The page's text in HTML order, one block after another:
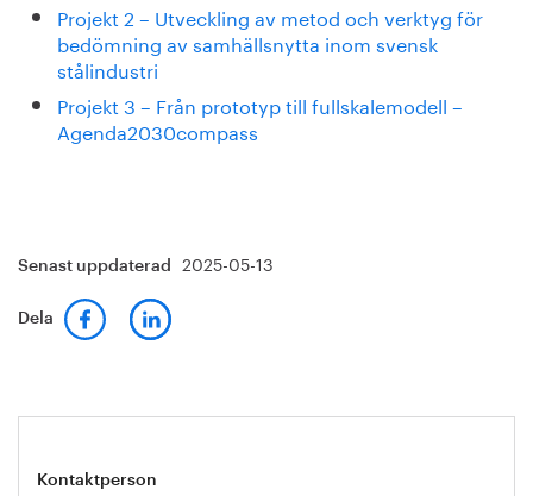
Projekt 2 – Utveckling av metod och verktyg för
bedömning av samhällsnytta inom svensk
stålindustri
Projekt 3 – Från prototyp till fullskalemodell –
Agenda2030compass
Senast uppdaterad 2025-05-13
Dela
Kontaktperson